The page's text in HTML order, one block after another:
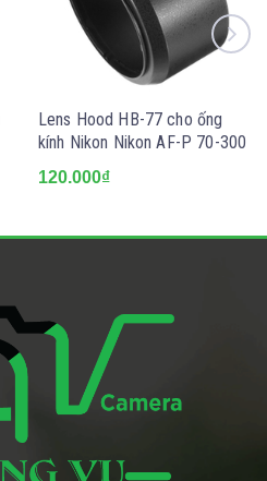
Lens Hood HB-77 cho ống
kính Nikon Nikon AF-P 70-300
120.000₫